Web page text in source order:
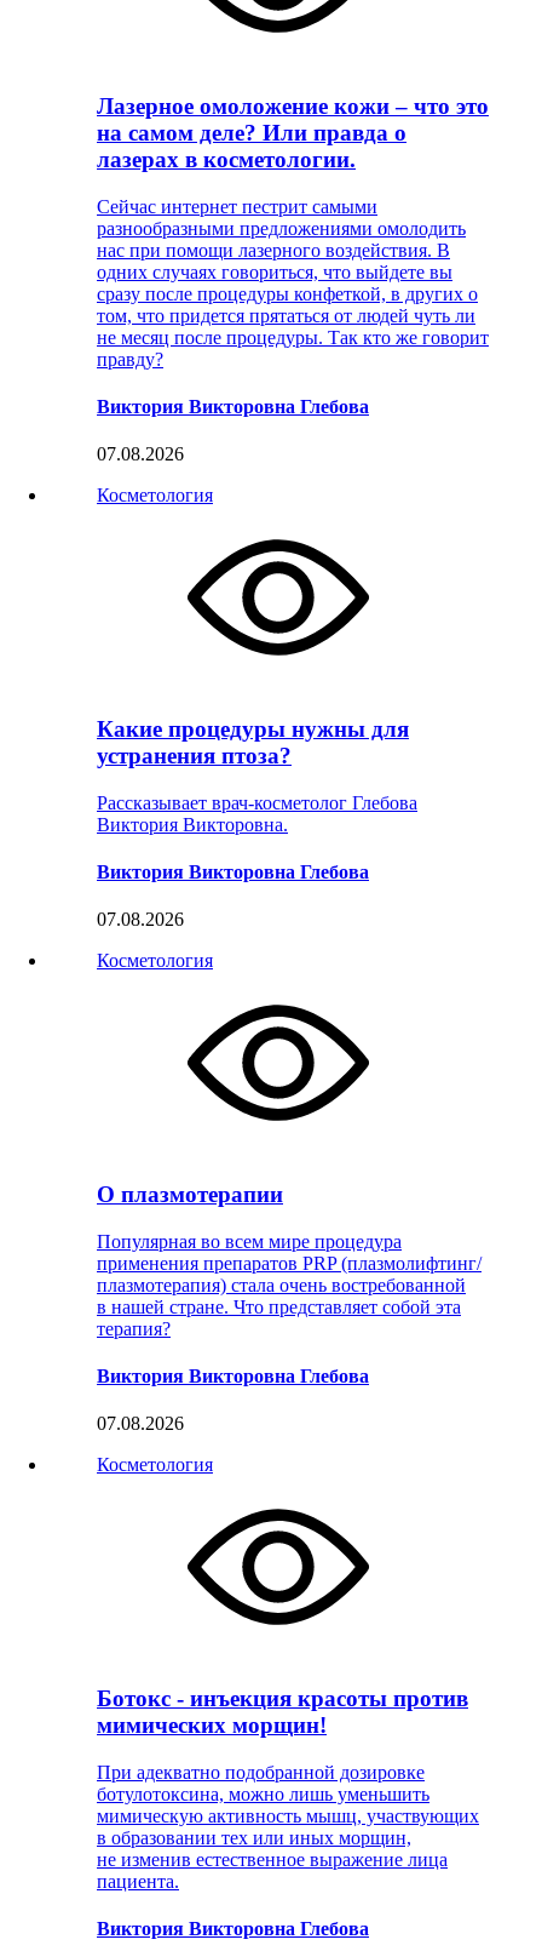
Лазерное омоложение кожи – что это
на самом деле? Или правда о
лазерах в косметологии.
Сейчас интернет пестрит самыми
разнообразными предложениями омолодить
нас при помощи лазерного воздействия. В
одних случаях говориться, что выйдете вы
сразу после процедуры конфеткой, в других о
том, что придется прятаться от людей чуть ли
не месяц после процедуры. Так кто же говорит
правду?
Виктория Викторовна Глебова
07.08.2026
Косметология
Какие процедуры нужны для
устранения птоза?
Рассказывает врач-косметолог Глебова
Виктория Викторовна.
Виктория Викторовна Глебова
07.08.2026
Косметология
О плазмотерапии
Популярная во всем мире процедура
применения препаратов PRP (плазмолифтинг/
плазмотерапия) стала очень востребованной
в нашей стране. Что представляет собой эта
терапия?
Виктория Викторовна Глебова
07.08.2026
Косметология
Ботокс - инъекция красоты против
мимических морщин!
При адекватно подобранной дозировке
ботулотоксина, можно лишь уменьшить
мимическую активность мышц, участвующих
в образовании тех или иных морщин,
не изменив естественное выражение лица
пациента.
Виктория Викторовна Глебова